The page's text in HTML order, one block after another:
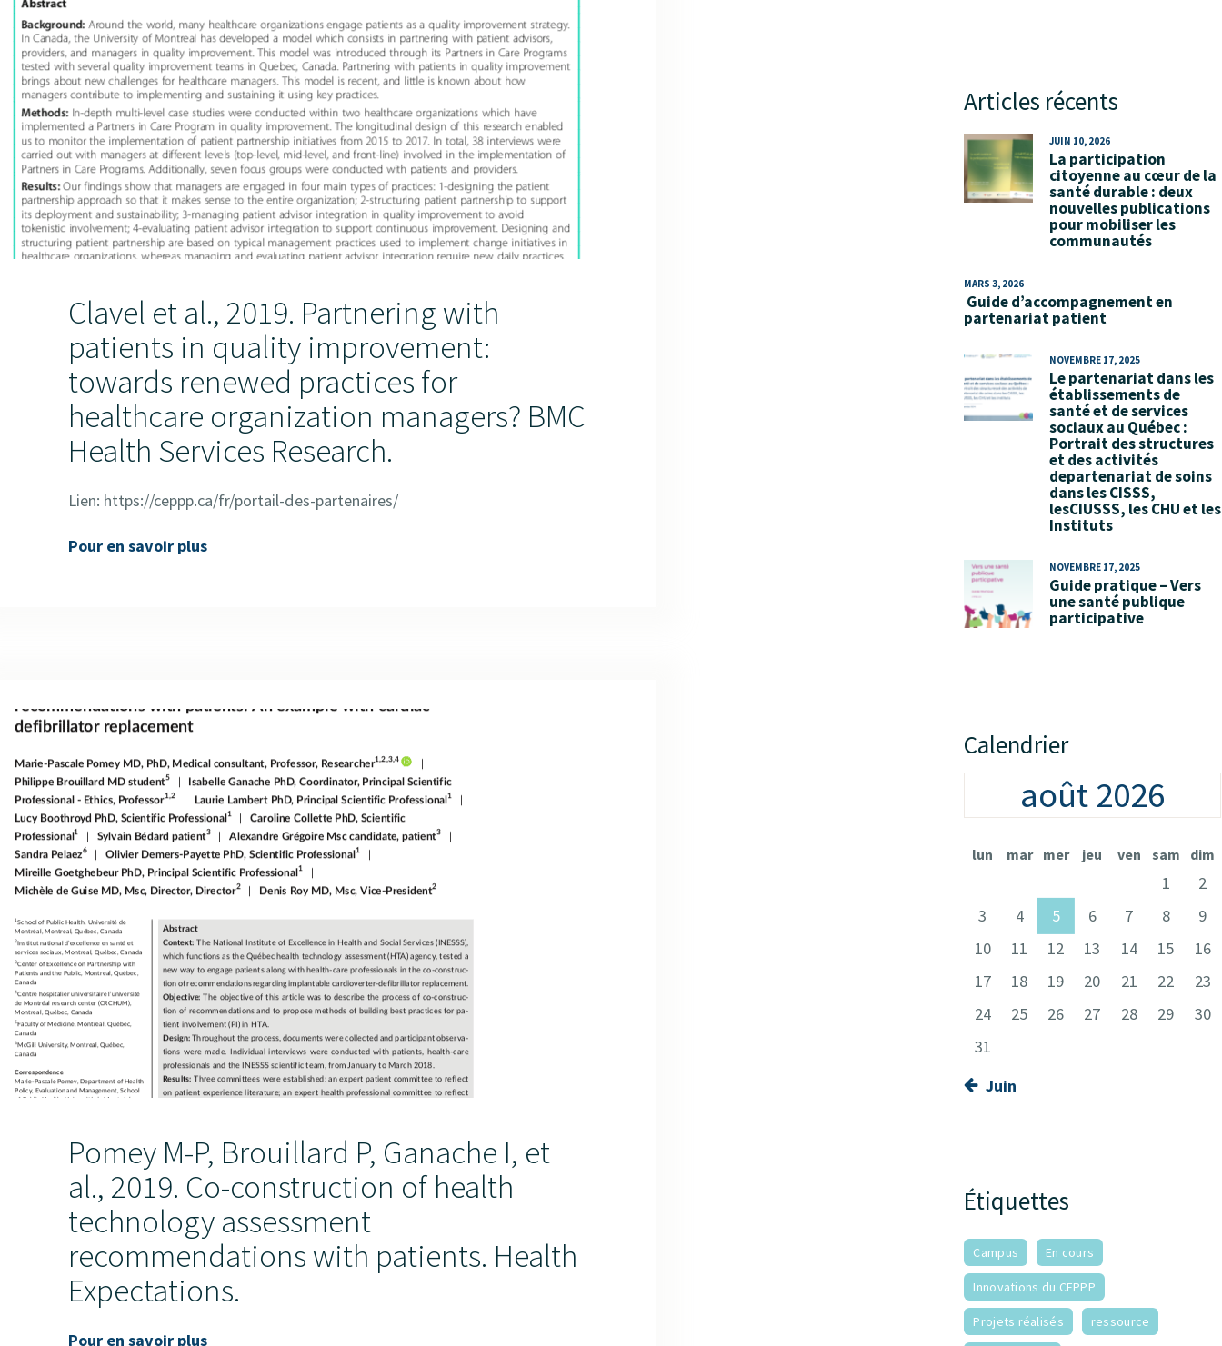
Clavel et al., 2019. Partnering with
patients in quality improvement:
towards renewed practices for
healthcare organization managers? BMC
Health Services Research.
Lien: https://ceppp.ca/fr/portail-des-partenaires/
Pour en savoir plus
Pomey M-P, Brouillard P, Ganache I, et
al., 2019. Co-construction of health
technology assessment
recommendations with patients. Health
Expectations.
Pour en savoir plus
Articles récents
La participation
citoyenne au cœur de la
santé durable : deux
nouvelles publications
pour mobiliser les
communautés
JUIN 10, 2026
Guide d’accompagnement en
partenariat patient
MARS 3, 2026
Le partenariat dans les
établissements de
santé et de services
sociaux au Québec :
Portrait des structures
et des activités
departenariat de soins
dans les CISSS,
lesCIUSSS, les CHU et les
Instituts
NOVEMBRE 17, 2025
Guide pratique – Vers
une santé publique
participative
NOVEMBRE 17, 2025
Calendrier
août 2026
lun mar mer jeu ven sam dim
1
2
3
4 5 6 7 8
9
10
11 12 13 14 15
16
17
18 19 20 21 22
23
24
25 26 27 28 29
30
31
« Juin
Étiquettes
Campus En cours
Innovations du CEPPP
Projets réalisés ressource